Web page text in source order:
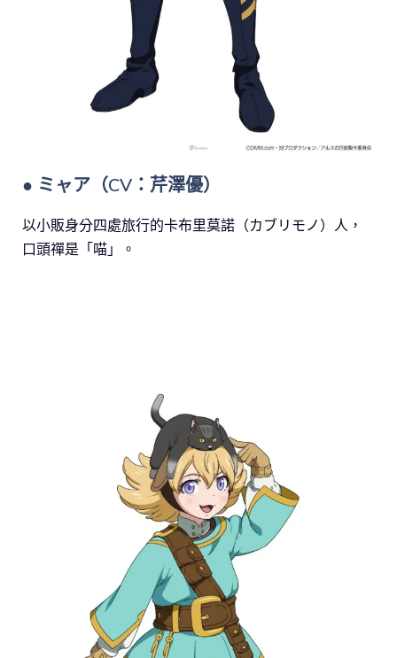
● ミャア（CV：芹澤優）
以小販身分四處旅行的卡布里莫諾（カブリモノ）人，
口頭禪是「喵」。